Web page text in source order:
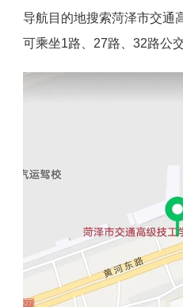
导航目的地搜索菏泽市交通
可乘坐1路、27路、32路公